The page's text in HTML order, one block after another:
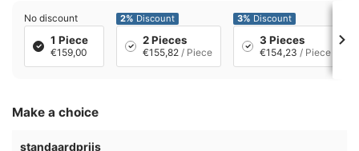
No discount
1 Piece
€159,00
2% Discount
2 Pieces
€155,82 / Piece
3% Discount
3 Pieces
€154,23 / Piece
Make a choice
standaardprijs